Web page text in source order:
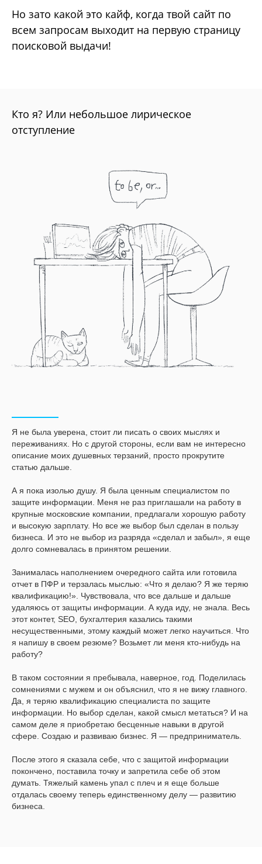
Но зато какой это кайф, когда твой сайт по
всем запросам выходит на первую страницу
поисковой выдачи!
Кто я? Или небольшое лирическое
отступление
Я не была уверена, стоит ли писать о своих мыслях и
переживаниях. Но с другой стороны, если вам не интересно
описание моих душевных терзаний, просто прокрутите
статью дальше.
А я пока изолью душу. Я была ценным специалистом по
защите информации. Меня не раз приглашали на работу в
крупные московские компании, предлагали хорошую работу
и высокую зарплату. Но все же выбор был сделан в пользу
бизнеса. И это не выбор из разряда «сделал и забыл», я еще
долго сомневалась в принятом решении.
Занималась наполнением очередного сайта или готовила
отчет в ПФР и терзалась мыслью: «Что я делаю? Я же теряю
квалификацию!». Чувствовала, что все дальше и дальше
удаляюсь от защиты информации. А куда иду, не знала. Весь
этот контет, SEO, бухгалтерия казались такими
несущественными, этому каждый может легко научиться. Что
я напишу в своем резюме? Возьмет ли меня кто-нибудь на
работу?
В таком состоянии я пребывала, наверное, год. Поделилась
сомнениями с мужем и он объяснил, что я не вижу главного.
Да, я теряю квалификацию специалиста по защите
информации. Но выбор сделан, какой смысл метаться? И на
самом деле я приобретаю бесценные навыки в другой
сфере. Создаю и развиваю бизнес. Я ― предприниматель.
После этого я сказала себе, что с защитой информации
покончено, поставила точку и запретила себе об этом
думать. Тяжелый камень упал с плеч и я еще больше
отдалась своему теперь единственному делу ― развитию
бизнеса.